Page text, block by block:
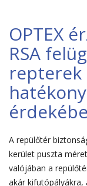
OPTEX
RSA
repterek
A repülőtér
kerület puszta
valójában a
akár kifutópályákra,